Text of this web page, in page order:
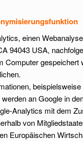
einen
94043 USA,
Computer
an Google in
Analytics mit dem
von
Europäischen